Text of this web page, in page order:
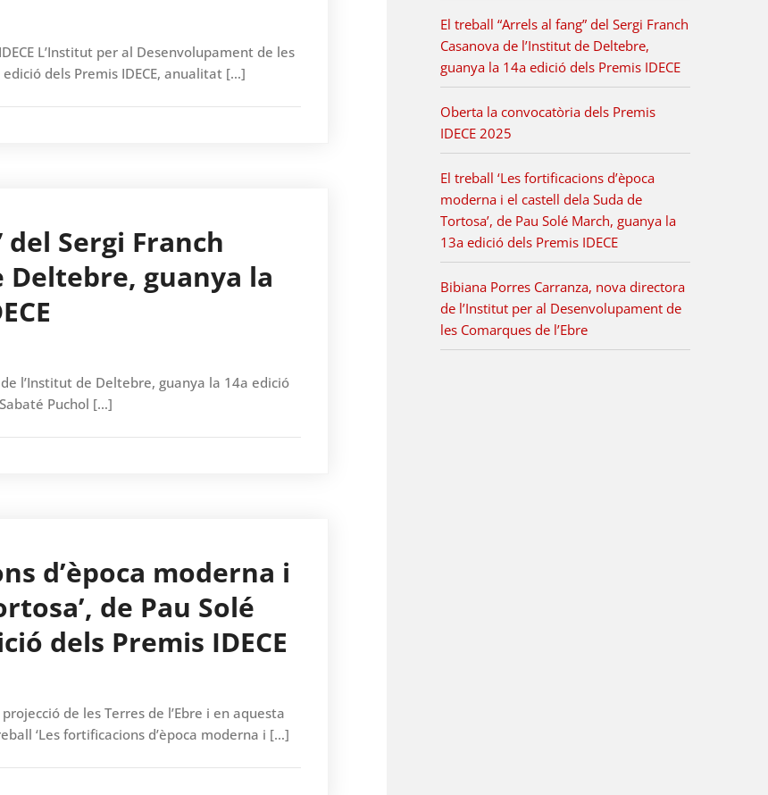
L’Institut per al Desenvolupament de les
dels Premis IDECE, anualitat […]
Sergi Franch
Deltebre, guanya la
l’Institut de Deltebre, guanya la 14a edició
Puchol […]
d’època moderna i
de Pau Solé
dels Premis IDECE
de les Terres de l’Ebre i en aquesta
‘Les fortificacions d’època moderna i […]
El treball “Arrels al fang” del Sergi Franch
Casanova de l’Institut de Deltebre,
guanya la 14a edició dels Premis IDECE
Oberta la convocatòria dels Premis
IDECE 2025
El treball ‘Les fortificacions d’època
moderna i el castell dela Suda de
Tortosa’, de Pau Solé March, guanya la
13a edició dels Premis IDECE
Bibiana Porres Carranza, nova directora
de l’Institut per al Desenvolupament de
les Comarques de l’Ebre